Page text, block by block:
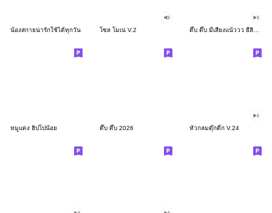
น้องสกายน่ารักใช้ได้ทุกวัน โซล โมเน่ V.2 ดึ๊บ ดึ๊บ มีเสียงแน้ววว ยี่สิบสอง
หมูแดง ฮิปโปน้อย ดึ๊บ ดึ๊บ 2026 หัวกลมดุ๊กดิ๊ก V.24